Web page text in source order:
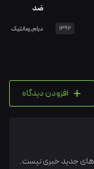
1392
ضد
درام,رمانتیک
+ افزودن دیدگاه
های جدید خبری نیست.